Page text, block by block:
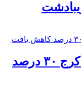
️قیمت مسکن در کرج ۳۰ درصد